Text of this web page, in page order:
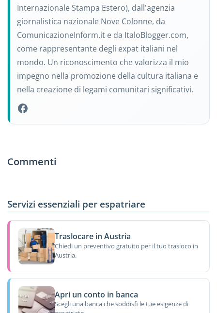
Internazionale Stampa Estero), dall'agenzia
giornalistica nazionale Nove Colonne, da
ComunicazioneInform.it e da ItaloBlogger.com,
come rappresentante degli expat italiani nel
mondo. Un riconoscimento che valorizza il mio
impegno nella promozione della cultura italiana e
nella creazione di legami comunitari significativi.
Commenti
Servizi essenziali per espatriare
Traslocare in Austria
Chiedi un preventivo gratuito per il tuo trasloco in
Austria.
Apri un conto in banca
Scegli una banca che soddisfi le tue esigenze di